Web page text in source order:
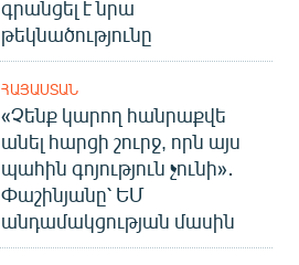
գրանցել է նրա
թեկնածությունը
ՀԱՅԱՍՏԱՆ
«Չենք կարող հանրաքվե
անել հարցի շուրջ, որն այս
պահին գոյություն չունի»․
Փաշինյանը՝ ԵՄ
անդամակցության մասին